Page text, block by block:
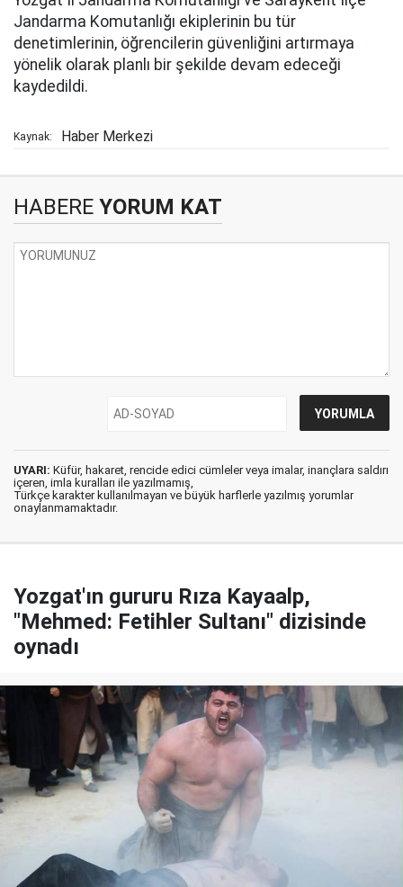
Jandarma Komutanlığı ekiplerinin bu tür
denetimlerinin, öğrencilerin güvenliğini artırmaya
yönelik olarak planlı bir şekilde devam edeceği
kaydedildi.
Kaynak: Haber Merkezi
HABERE YORUM KAT
UYARI: Küfür, hakaret, rencide edici cümleler veya imalar, inançlara saldırı
içeren, imla kuralları ile yazılmamış,
Türkçe karakter kullanılmayan ve büyük harflerle yazılmış yorumlar
onaylanmamaktadır.
Yozgat'ın gururu Rıza Kayaalp,
"Mehmed: Fetihler Sultanı" dizisinde
oynadı